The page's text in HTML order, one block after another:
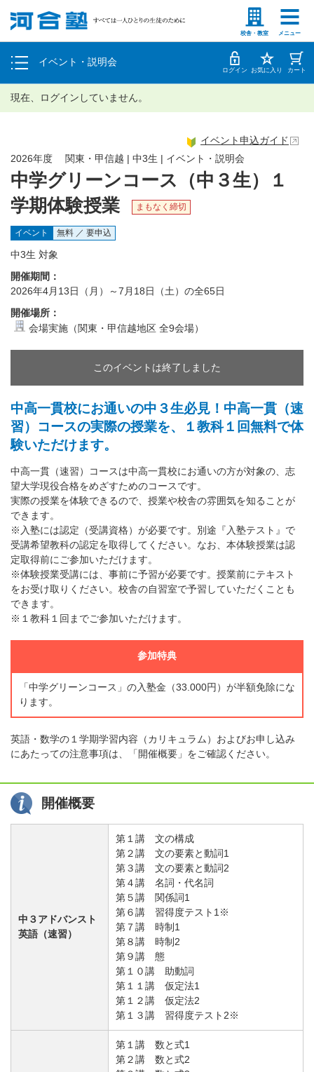
校舎・教室 メニュー
塾生の方 高等学校の先生
イベント・説明会
個別相談
体験授業 ログイン お気に入り カート
現在、ログインしていません。
中学グリーンコース（中３生）１
学期体験授業
まもなく締切
2026年度 関東・甲信越 | 中3生 | イベント・説明会
イベント申込ガイド
イベント 無料 ／ 要申込
中3生 対象
開催期間：
2026年4月13日（月）～7月18日（土）の全65日
開催場所：
会場実施（関東・甲信越地区 全9会場）
このイベントは終了しました
中高一貫校にお通いの中３生必見！中高一貫（速
習）コースの実際の授業を、１教科１回無料で体
験いただけます。
中高一貫（速習）コースは中高一貫校にお通いの方が対象の、志
望大学現役合格をめざすためのコースです。
実際の授業を体験できるので、授業や校舎の雰囲気を知ることが
できます。
※入塾には認定（受講資格）が必要です。別途『入塾テスト』で
受講希望教科の認定を取得してください。なお、本体験授業は認
定取得前にご参加いただけます。
※体験授業受講には、事前に予習が必要です。授業前にテキスト
をお受け取りください。校舎の自習室で予習していただくことも
できます。
※１教科１回までご参加いただけます。
参加特典
「中学グリーンコース」の入塾金（33.000円）が半額免除にな
ります。
英語・数学の１学期学習内容（カリキュラム）およびお申し込み
にあたっての注意事項は、「開催概要」をご確認ください。
開催概要
中３アドバンスト
英語（速習）
第１講 文の構成
第２講 文の要素と動詞1
第３講 文の要素と動詞2
第４講 名詞・代名詞
第５講 関係詞1
第６講 習得度テスト1※
第７講 時制1
第８講 時制2
第９講 態
第１０講 助動詞
第１１講 仮定法1
第１２講 仮定法2
第１３講 習得度テスト2※
第１講 数と式1
第２講 数と式2